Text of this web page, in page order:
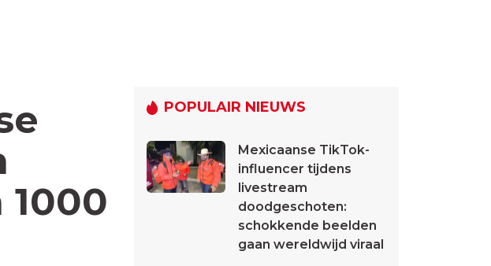
POPULAIR NIEUWS
Mexicaanse TikTok-
influencer tijdens
livestream
doodgeschoten:
schokkende beelden
gaan wereldwijd viraal